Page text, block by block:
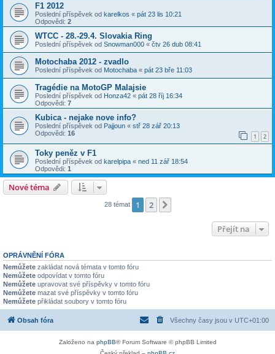
F1 2012
Poslední příspěvek od karelkos « pát 23 lis 10:21
Odpovědi: 2
WTCC - 28.-29.4. Slovakia Ring
Poslední příspěvek od Snowman000 « čtv 26 dub 08:41
Motochaba 2012 - zvadlo
Poslední příspěvek od Motochaba « pát 23 bře 11:03
Tragédie na MotoGP Malajsie
Poslední příspěvek od Honza42 « pát 28 říj 16:34
Odpovědi: 7
Kubica - nejake nove info?
Poslední příspěvek od Pajjoun « stř 28 zář 20:13
Odpovědi: 16 1 2
Toky peněz v F1
Poslední příspěvek od karelpipa « ned 11 zář 18:54
Odpovědi: 1
Nové téma
28 témat 1 2
Přejít na
OPRÁVNĚNÍ FÓRA
Nemůžete zakládat nová témata v tomto fóru
Nemůžete odpovídat v tomto fóru
Nemůžete upravovat své příspěvky v tomto fóru
Nemůžete mazat své příspěvky v tomto fóru
Nemůžete přikládat soubory v tomto fóru
Obsah fóra Všechny časy jsou v UTC+01:00
Založeno na phpBB® Forum Software © phpBB Limited